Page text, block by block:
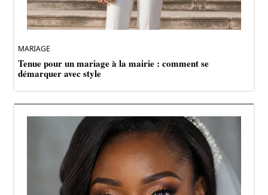
MARIAGE
Tenue pour un mariage à la mairie : comment se
démarquer avec style